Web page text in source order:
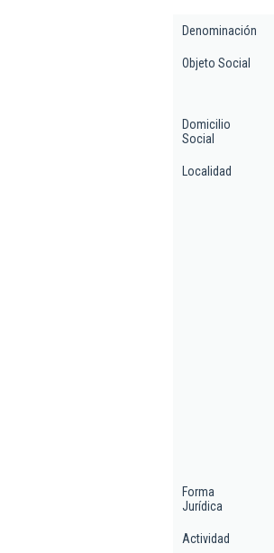
Denominación
Objeto Social
Domicilio
Social
Localidad
Forma
Jurídica
Actividad